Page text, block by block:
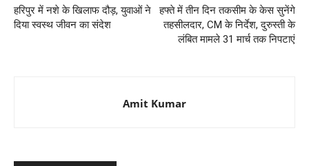
हरिपुर में नशे के खिलाफ दौड़, युवाओं ने
दिया स्वस्थ जीवन का संदेश
हफ्ते में तीन दिन तकसीम के केस सुनेंगे
तहसीलदार, CM के निर्देश, दुरुस्ती के
लंबित मामले 31 मार्च तक निपटाएं
Amit Kumar